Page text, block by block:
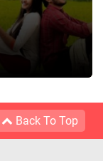
Back To Top